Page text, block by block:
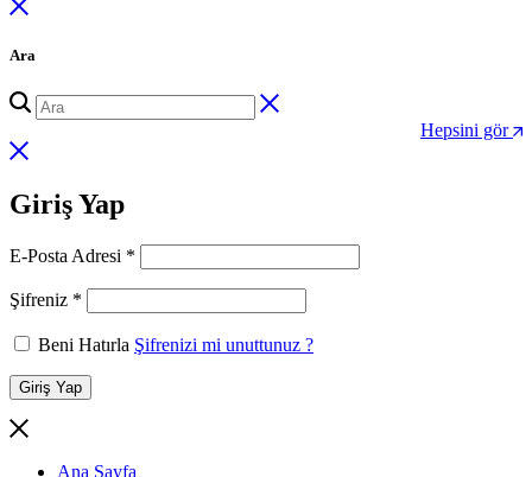
Ara
Hepsini gör
Giriş Yap
E-Posta Adresi *
Şifreniz *
Beni Hatırla Şifrenizi mi unuttunuz ?
Giriş Yap
Ana Sayfa